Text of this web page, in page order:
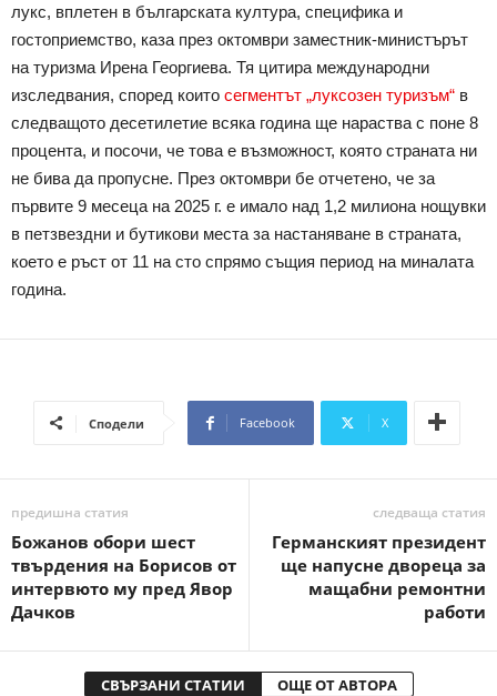
лукс, вплетен в българската култура, специфика и
гостоприемство, каза през октомври заместник-министърът
на туризма Ирена Георгиева. Тя цитира международни
изследвания, според които сегментът „луксозен туризъм“ в
следващото десетилетие всяка година ще нараства с поне 8
процента, и посочи, че това е възможност, която страната ни
не бива да пропусне. През октомври бе отчетено, че за
първите 9 месеца на 2025 г. е имало над 1,2 милиона нощувки
в петзвездни и бутикови места за настаняване в страната,
което е ръст от 11 на сто спрямо същия период на миналата
година.
Сподели Facebook X
предишна статия
Божанов обори шест
твърдения на Борисов от
интервюто му пред Явор
Дачков
следваща статия
Германският президент
ще напусне двореца за
мащабни ремонтни
работи
СВЪРЗАНИ СТАТИИ ОЩЕ ОТ АВТОРА